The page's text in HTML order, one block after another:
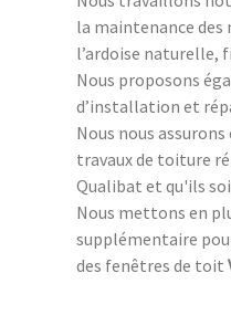
la maintenance
l’ardoise naturelle,
Nous proposons
d’installation et
Nous nous
travaux de toiture
Qualibat et qu'ils
Nous mettons en
supplémentaire
des fenêtres de toit